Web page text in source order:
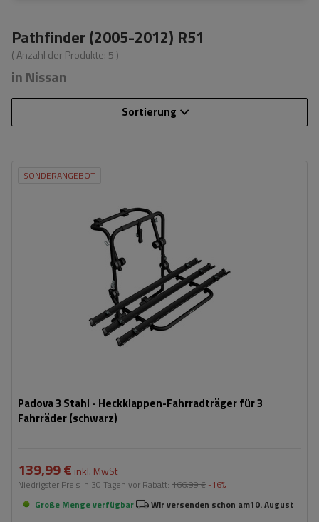
Pathfinder (2005-2012) R51
( Anzahl der Produkte: 5 )
in Nissan
Sortierung
SONDERANGEBOT
Padova 3 Stahl - Heckklappen-Fahrradträger für 3
Fahrräder (schwarz)
universelles Montagesystem
kompatibel mit allen Karosseriearten
139,99 € inkl. MwSt
Niedrigster Preis in 30 Tagen vor Rabatt: 166,99 € -16%
Große Menge verfügbar
Wir versenden schon am10. August